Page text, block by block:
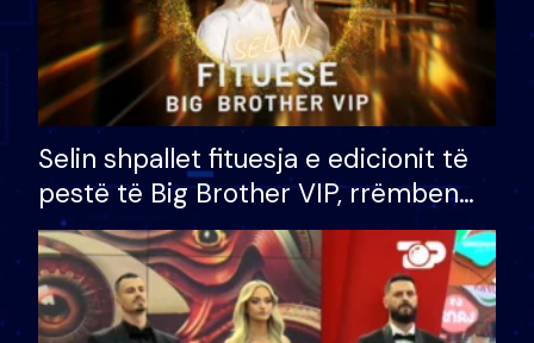
Selin shpallet fituesja e edicionit të
pestë të Big Brother VIP, rrëmben
çmimin e madh prej 100 mijë eurosh